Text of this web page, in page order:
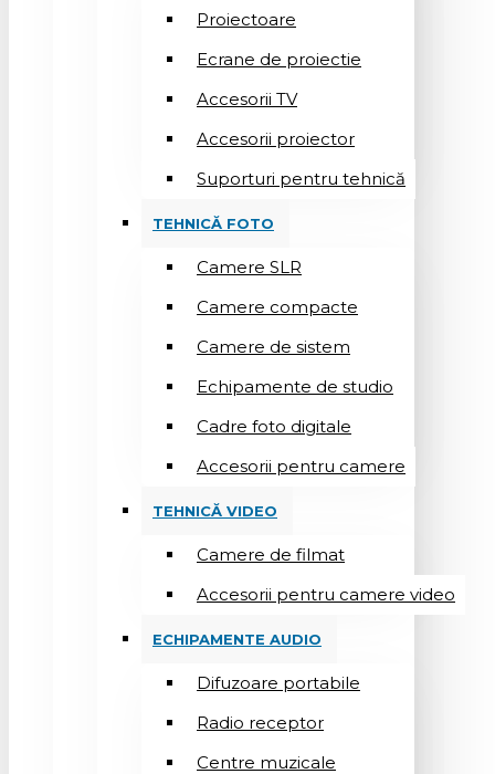
Proiectoare
Ecrane de proiectie
Accesorii TV
Accesorii proiector
Suporturi pentru tehnică
TEHNICĂ FOTO
Camere SLR
Camere compacte
Camere de sistem
Echipamente de studio
Cadre foto digitale
Accesorii pentru camere
TEHNICĂ VIDEO
Camere de filmat
Accesorii pentru camere video
ECHIPAMENTE AUDIO
Difuzoare portabile
Radio receptor
Centre muzicale